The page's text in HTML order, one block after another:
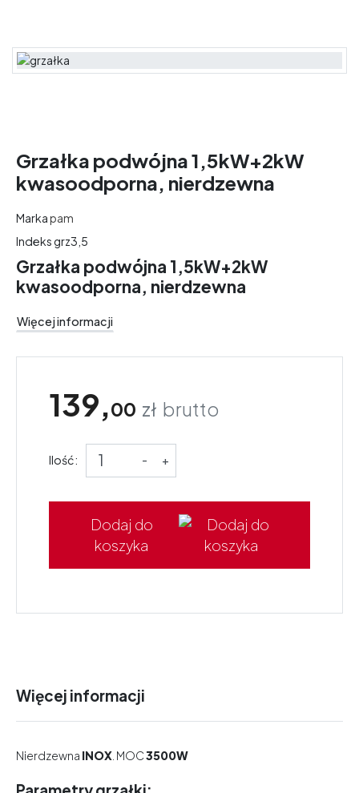
Grzałka podwójna 1,5kW+2kW
kwasoodporna, nierdzewna
Markapam
Indeksgrz3,5
Grzałka podwójna 1,5kW+2kW
kwasoodporna, nierdzewna
Więcej informacji
139,00 zł brutto
Ilość: - +
Dodaj do
koszyka
Więcej informacji
Nierdzewna INOX . MOC3500W